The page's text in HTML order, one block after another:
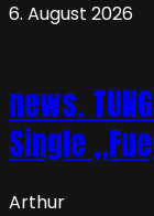
6. August 2026
news.
Single
Arthur